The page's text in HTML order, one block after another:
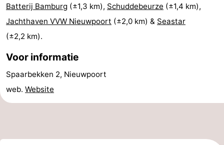
Surfen
Eten
en
Jachthaven
Praktisch
Batterij Bamburg (±1,3 km), Schuddebeurze (±1,4 km),
Jachthaven VVW Nieuwpoort (±2,0 km) & Seastar
(±2,2 km).
Voor informatie
Spaarbekken 2, Nieuwpoort
web. Website